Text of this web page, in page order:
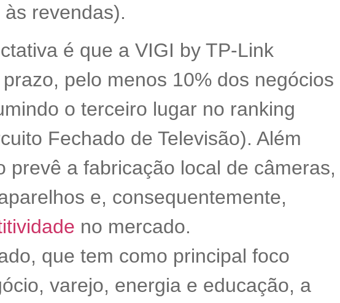
revendas).
é que a VIGI by TP-Link
pelo menos 10% dos negócios
o terceiro lugar no ranking
Fechado de Televisão). Além
prevê a fabricação local de câmeras,
e, consequentemente,
no mercado.
que tem como principal foco
varejo, energia e educação, a